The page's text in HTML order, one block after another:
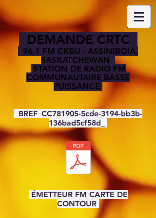
DEMANDE CRTC
96.1 FM CKBU - ASSINIBOIA,
SASKATCHEWAN
STATION DE RADIO FM
COMMUNAUTAIRE BASSE
PUISSANCE
BREF_CC781905-5cde-3194-bb3b-
136bad5cf58d_
ÉMETTEUR FM CARTE DE
CONTOUR